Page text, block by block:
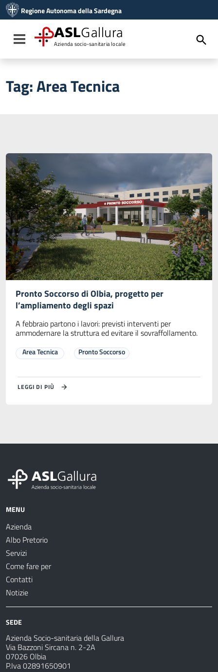
Vai al menu di navigazione
Vai al footer
Regione Autonoma della Sardegna
Toggle navigation
ASLGallura
Azienda socio-sanitaria locale
Tag:Area Tecnica
Pronto Soccorso di Olbia, progetto per
l’ampliamento degli spazi
A febbraio partono i lavori: previsti interventi per
ammodernare la struttura ed evitare il sovraffollamento.
Area Tecnica Pronto Soccorso
LEGGI DI PIÙ
MENU
Azienda
Albo Pretorio
Servizi
Come fare per
Contatti
Notizie
SEDE
Azienda Socio-sanitaria della Gallura
Via Bazzoni Sircana n. 2-2A
07026 Olbia
P.Iva 02891650901